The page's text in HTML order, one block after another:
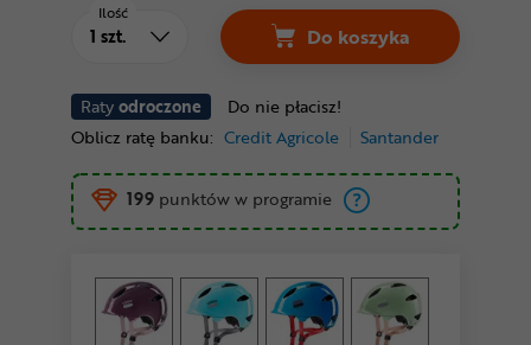
Ratyodroczone
Do nie płacisz!
Oblicz ratę banku: Credit Agricole Santander
Ilość
Do koszyka
199 punktów w programie